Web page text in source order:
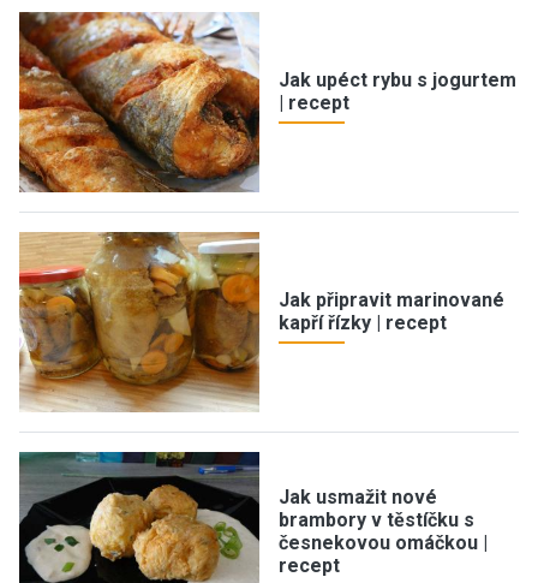
Jak upéct rybu s jogurtem
| recept
Jak připravit marinované
kapří řízky | recept
Jak usmažit nové
brambory v těstíčku s
česnekovou omáčkou |
recept